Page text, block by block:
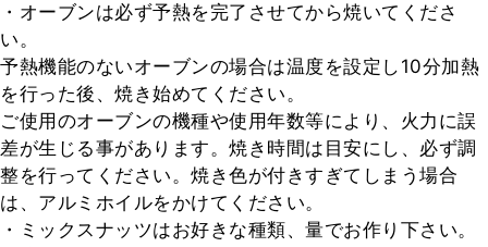
・オーブンは必ず予熱を完了させてから焼いてくださ
い。
予熱機能のないオーブンの場合は温度を設定し10分加熱
を行った後、焼き始めてください。
ご使用のオーブンの機種や使用年数等により、火力に誤
差が生じる事があります。焼き時間は目安にし、必ず調
整を行ってください。焼き色が付きすぎてしまう場合
は、アルミホイルをかけてください。
・ミックスナッツはお好きな種類、量でお作り下さい。